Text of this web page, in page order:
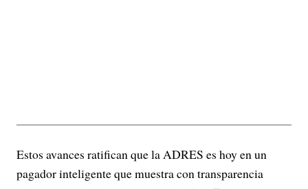
Estos avances ratifican que la ADRES es hoy en un
pagador inteligente que muestra con transparencia